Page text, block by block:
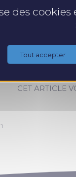
Lire
CET ARTICLE
des
Tout accepter